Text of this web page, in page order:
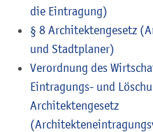
die Eintragung)
§ 8 Architektengesetz
und Stadtplaner)
Verordnung des
Eintragungs- und
Architektengesetz